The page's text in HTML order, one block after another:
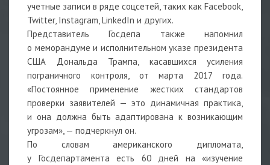
учетные записи в ряде соцсетей, таких как Facebook,
Twitter, Instagram, LinkedIn и других.
Представитель Госдепа также напомнил
о меморандуме и исполнительном указе президента
США Дональда Трампа, касавшихся усиления
пограничного контроля, от марта 2017 года.
«Постоянное применение жестких стандартов
проверки заявителей — это динамичная практика,
и она должна быть адаптирована к возникающим
угрозам», — подчеркнул он.
По словам американского дипломата,
у Госдепартамента есть 60 дней на «изучение